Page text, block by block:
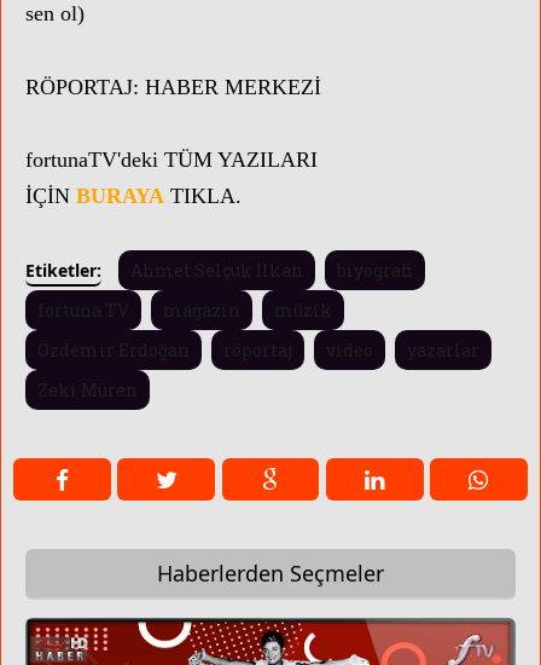
sen ol)
RÖPORTAJ: HABER MERKEZİ
fortunaTV'deki TÜM YAZILARI
İÇİN BURAYA TIKLA.
Etiketler: Ahmet Selçuk İlkan
biyografi
fortuna TV
magazin
müzik
Özdemir Erdoğan
röportaj video
yazarlar
Zeki Müren
Haberlerden Seçmeler